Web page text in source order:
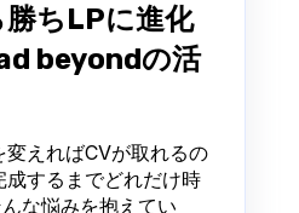
ちLPに進化
beyondの活
変えればCVが取れるの
するまでどれだけ時
な悩みを抱えてい